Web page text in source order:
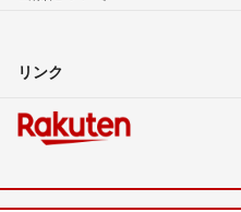
リンク